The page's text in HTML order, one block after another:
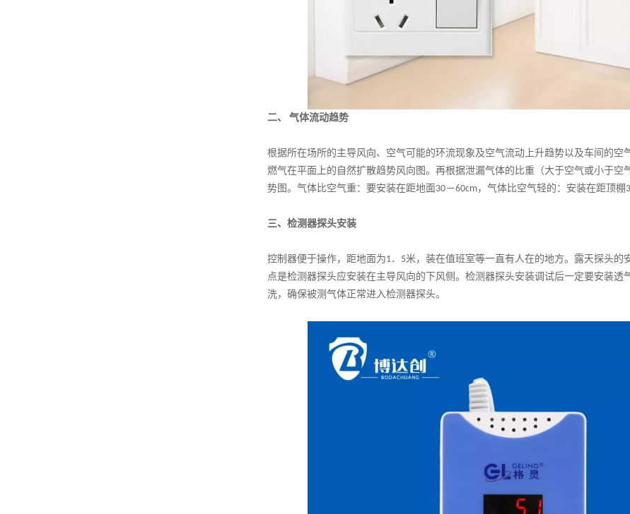
二、 气体流动趋势
根据所在场所的主导风向、空气可能的环流现象及空气流动上升趋势以及车间的空
燃气在平面上的自然扩散趋势风向图。再根据泄漏气体的比重（大于空气或小于空
势图。气体比空气重：要安装在距地面30－60cm，气体比空气轻的：安装在距顶棚
三、检测器探头安装
控制器便于操作，距地面为1． 5米，装在值班室等一直有人在的地方。露天探头
点是检测器探头应安装在主导风向的下风侧。检测器探头安装调试后一定要安装透
洗，确保被测气体正常进入检测器探头。